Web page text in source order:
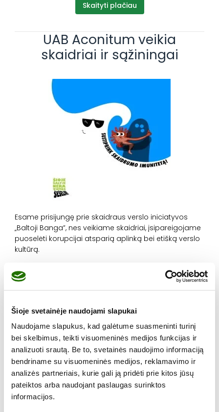
Šioje svetainėje naudojami slapukai
Naudojame slapukus, kad galėtume suasmeninti turinį
bei skelbimus, teikti visuomeninės medijos funkcijas ir
analizuoti srautą. Be to, svetainės naudojimo informaciją
bendriname su visuomeninės medijos, reklamavimo ir
analizės partneriais, kurie gali ją pridėti prie kitos jūsų
pateiktos arba naudojant paslaugas surinktos
informacijos.
Skaityti plačiau
UAB Aconitum veikia
skaidriai ir sąžiningai
Esame prisijungę prie skaidraus verslo iniciatyvos
„Baltoji Banga”, nes veikiame skaidriai, įsipareigojame
puoselėti korupcijai atsparią aplinką bei etišką verslo
kultūrą.
Skaityti plačiau
Įgyvendinamas projektas
pakuočių dizainui kurti